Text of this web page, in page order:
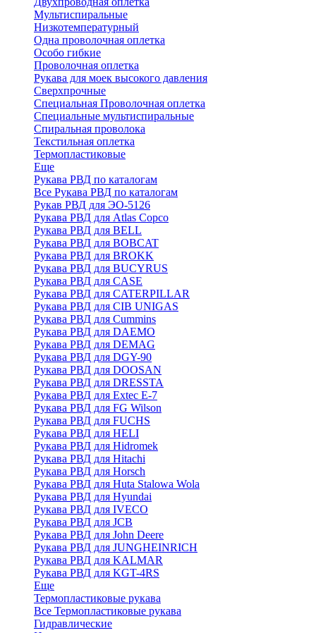
Мультиспиральные
Низкотемпературный
Одна проволочная оплетка
Особо гибкие
Проволочная оплетка
Рукава для моек высокого давления
Сверхпрочные
Специальная Проволочная оплетка
Специальные мультиспиральные
Спиральная проволока
Текстильная оплетка
Термопластиковые
Еще
Рукава РВД по каталогам
Все Рукава РВД по каталогам
Рукав РВД для ЭО-5126
Рукава РВД для Atlas Copco
Рукава РВД для BELL
Рукава РВД для BOBCAT
Рукава РВД для BROKK
Рукава РВД для BUCYRUS
Рукава РВД для CASE
Рукава РВД для CATERPILLAR
Рукава РВД для CIB UNIGAS
Рукава РВД для Cummins
Рукава РВД для DAEMO
Рукава РВД для DEMAG
Рукава РВД для DGY-90
Рукава РВД для DOOSAN
Рукава РВД для DRESSTA
Рукава РВД для Extec E-7
Рукава РВД для FG Wilson
Рукава РВД для FUCHS
Рукава РВД для HELI
Рукава РВД для Hidromek
Рукава РВД для Hitachi
Рукава РВД для Horsch
Рукава РВД для Huta Stalowa Wola
Рукава РВД для Hyundai
Рукава РВД для IVECO
Рукава РВД для JCB
Рукава РВД для John Deere
Рукава РВД для JUNGHEINRICH
Рукава РВД для KALMAR
Рукава РВД для KGT-4RS
Еще
Термопластиковые рукава
Все Термопластиковые рукава
Гидравлические